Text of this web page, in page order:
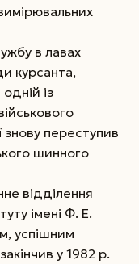
в лавах
курсанта,
із
знову переступив
шинного
відділення
імені Ф. Е.
успішним
у 1982 р.